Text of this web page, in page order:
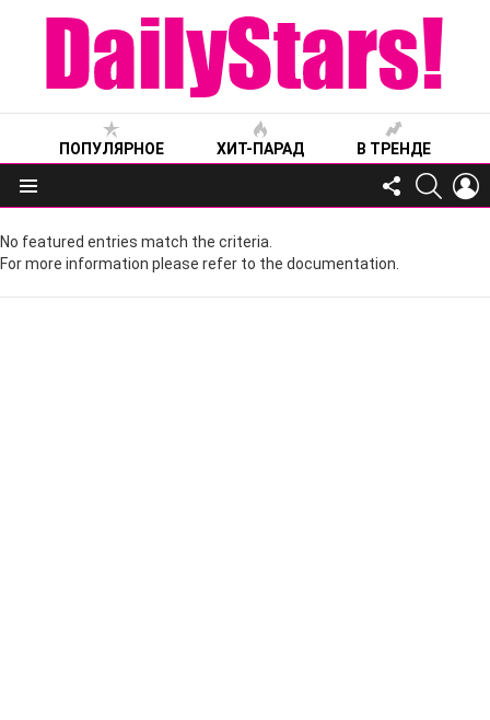
ПОПУЛЯРНОЕ ХИТ-ПАРАД В ТРЕНДЕ
Меню
FOLLOW
US
No featured entries match the criteria.
For more information please refer to the documentation.